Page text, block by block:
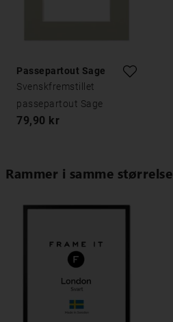
Passepartout Sage
Svenskfremstillet
passepartout Sage
79,90 kr
Rammer i samme størrelse